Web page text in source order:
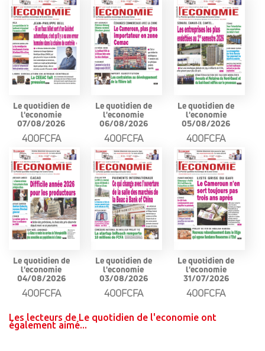
Le quotidien de
l'economie
07/08/2026
400FCFA
Le quotidien de
l'economie
06/08/2026
400FCFA
Le quotidien de
l'economie
05/08/2026
400FCFA
Le quotidien de
l'economie
04/08/2026
400FCFA
Le quotidien de
l'economie
03/08/2026
400FCFA
Le quotidien de
l'economie
31/07/2026
400FCFA
Les lecteurs de Le quotidien de l'economie ont
également aimé...